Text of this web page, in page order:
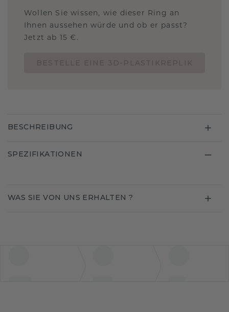
Wollen Sie wissen, wie dieser Ring an
Ihnen aussehen würde und ob er passt?
Jetzt ab 15 €.
BESCHREIBUNG
SPEZIFIKATIONEN
WAS SIE VON UNS ERHALTEN ?